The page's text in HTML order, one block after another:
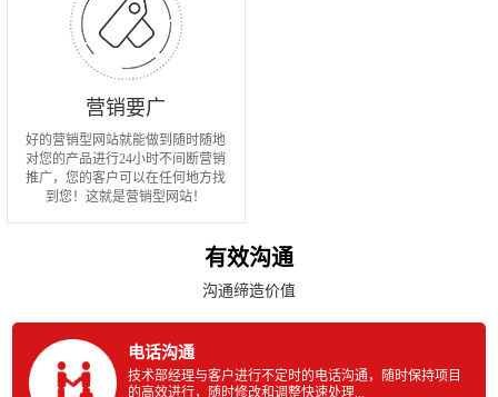
营销要广
好的营销型网站就能做到随时随地
对您的产品进行24小时不间断营销
推广，您的客户可以在任何地方找
到您！这就是营销型网站！
有效沟通
沟通缔造价值
电话沟通
技术部经理与客户进行不定时的电话沟通，随时保持项目
的高效进行，随时修改和调整快速处理...